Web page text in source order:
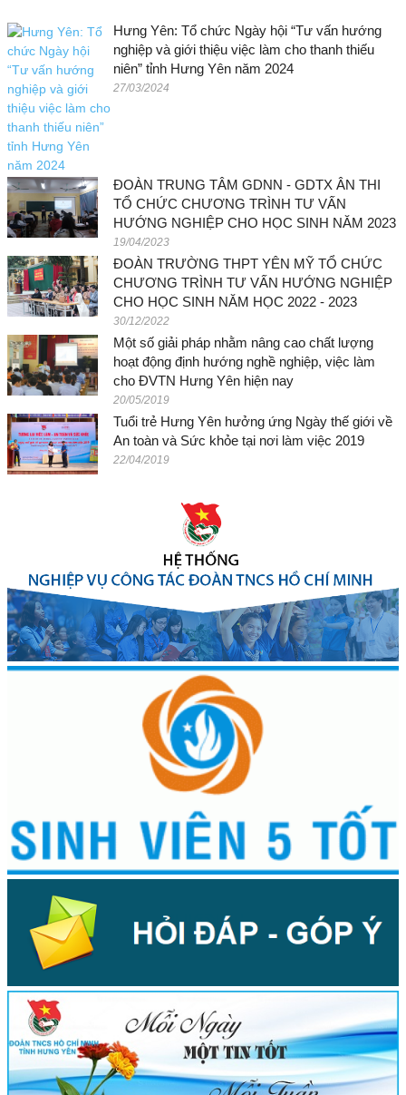
Hưng Yên: Tổ chức Ngày hội “Tư vấn hướng
nghiệp và giới thiệu việc làm cho thanh thiếu
niên” tỉnh Hưng Yên năm 2024
27/03/2024
ĐOÀN TRUNG TÂM GDNN - GDTX ÂN THI
TỔ CHỨC CHƯƠNG TRÌNH TƯ VẤN
HƯỚNG NGHIỆP CHO HỌC SINH NĂM 2023
19/04/2023
ĐOÀN TRƯỜNG THPT YÊN MỸ TỔ CHỨC
CHƯƠNG TRÌNH TƯ VẤN HƯỚNG NGHIỆP
CHO HỌC SINH NĂM HỌC 2022 - 2023
30/12/2022
Một số giải pháp nhằm nâng cao chất lượng
hoạt động định hướng nghề nghiệp, việc làm
cho ĐVTN Hưng Yên hiện nay
20/05/2019
Tuổi trẻ Hưng Yên hưởng ứng Ngày thế giới về
An toàn và Sức khỏe tại nơi làm việc 2019
22/04/2019